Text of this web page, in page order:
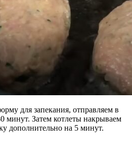
для запекания, отправляем в
минут. Затем котлеты накрываем
дополнительно на 5 минут.